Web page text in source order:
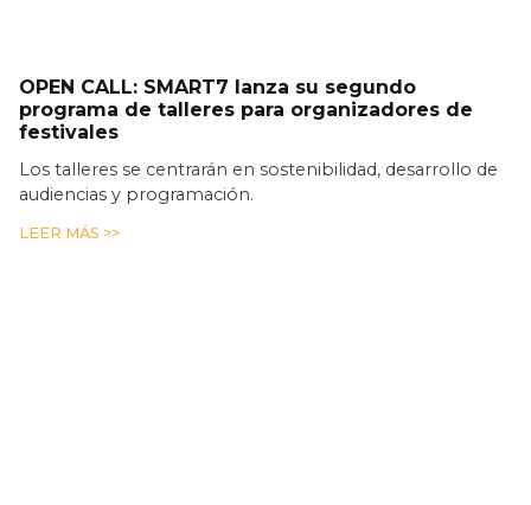
OPEN CALL: SMART7 lanza su segundo
programa de talleres para organizadores de
festivales
Los talleres se centrarán en sostenibilidad, desarrollo de
audiencias y programación.
LEER MÁS >>